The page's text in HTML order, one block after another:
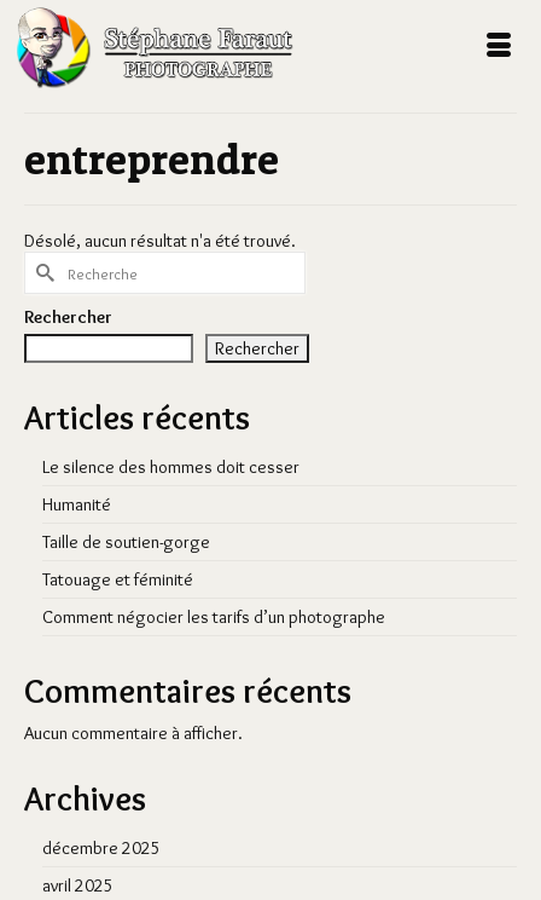
entreprendre
Désolé, aucun résultat n'a été trouvé.
Rechercher :
Rechercher
Rechercher
Articles récents
Le silence des hommes doit cesser
Humanité
Taille de soutien-gorge
Tatouage et féminité
Comment négocier les tarifs d’un photographe
Commentaires récents
Aucun commentaire à afficher.
Archives
décembre 2025
avril 2025